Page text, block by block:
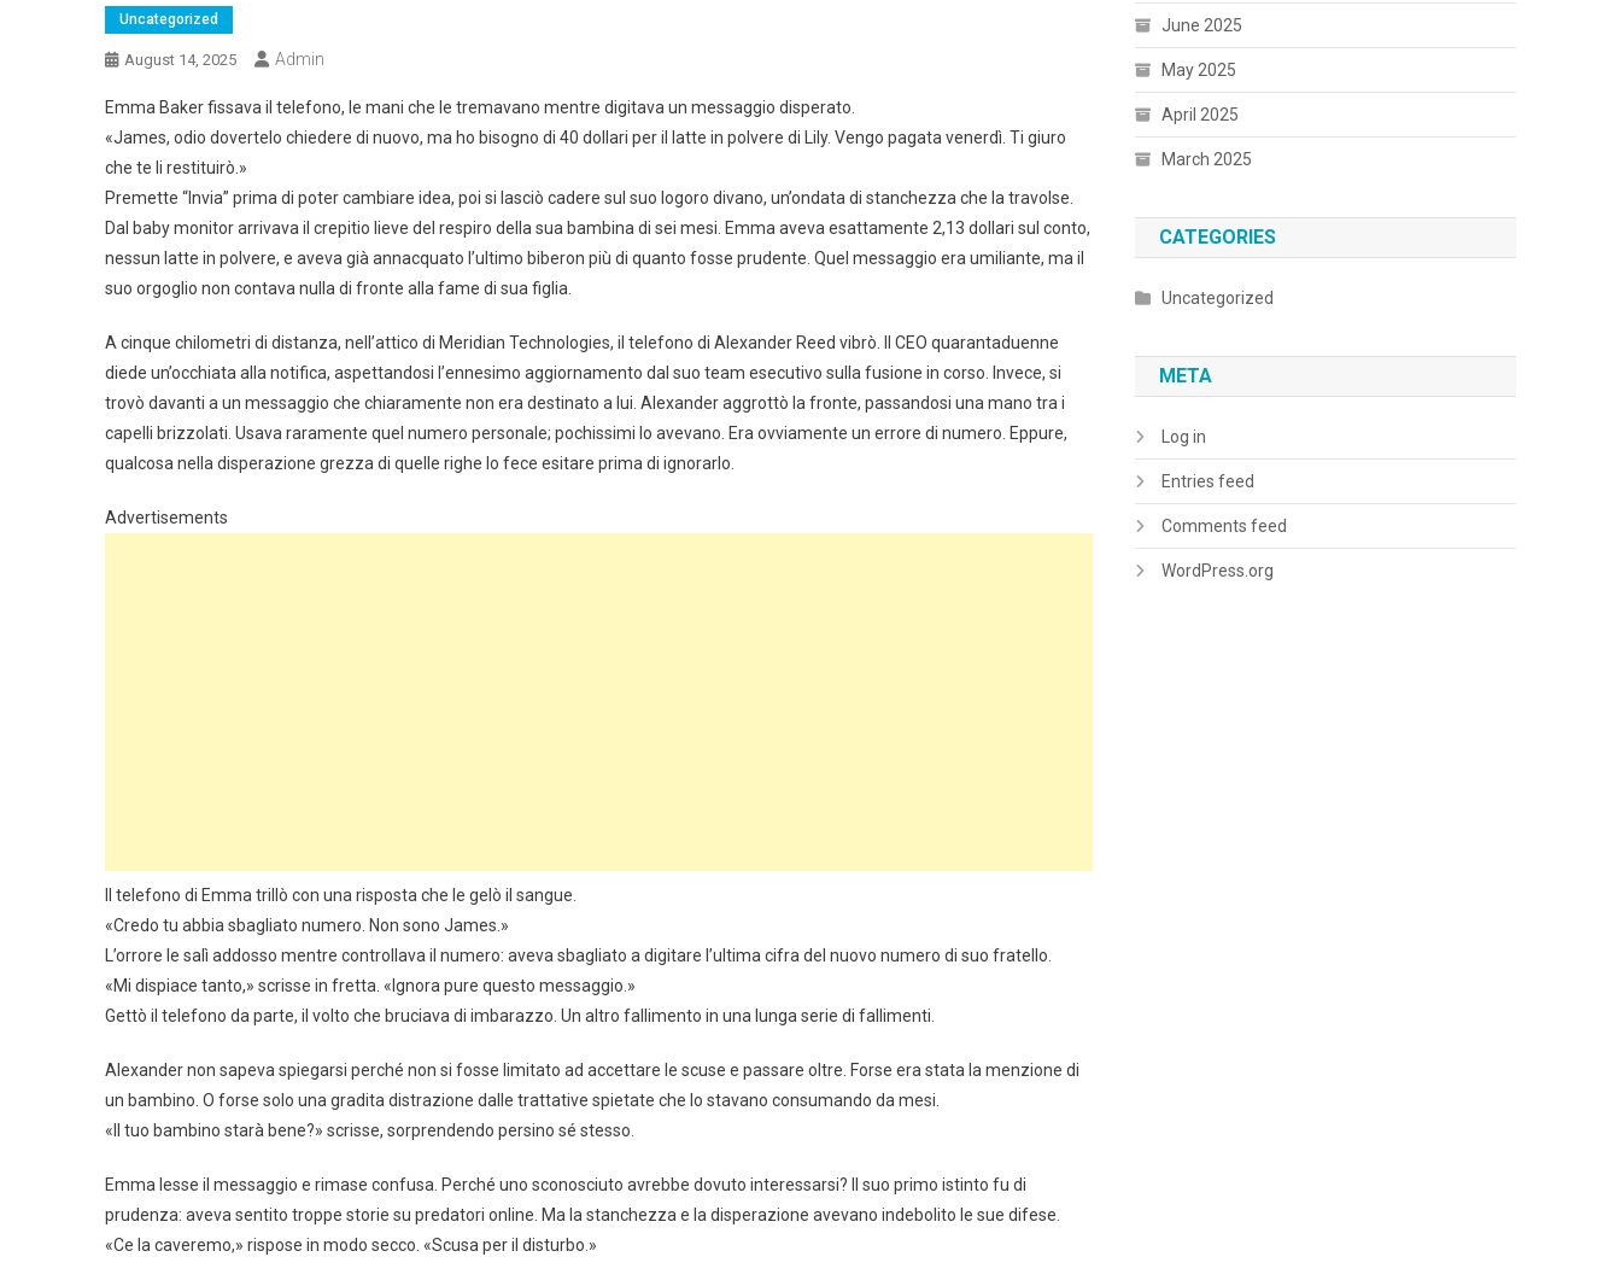
Uncategorized
August 14, 2025 Admin
Emma Baker fissava il telefono, le mani che le tremavano mentre digitava un messaggio disperato.
«James, odio dovertelo chiedere di nuovo, ma ho bisogno di 40 dollari per il latte in polvere di Lily. Vengo pagata venerdì. Ti giuro
che te li restituirò.»
Premette “Invia” prima di poter cambiare idea, poi si lasciò cadere sul suo logoro divano, un’ondata di stanchezza che la travolse.
Dal baby monitor arrivava il crepitio lieve del respiro della sua bambina di sei mesi. Emma aveva esattamente 2,13 dollari sul conto,
nessun latte in polvere, e aveva già annacquato l’ultimo biberon più di quanto fosse prudente. Quel messaggio era umiliante, ma il
suo orgoglio non contava nulla di fronte alla fame di sua figlia.
A cinque chilometri di distanza, nell’attico di Meridian Technologies, il telefono di Alexander Reed vibrò. Il CEO quarantaduenne
diede un’occhiata alla notifica, aspettandosi l’ennesimo aggiornamento dal suo team esecutivo sulla fusione in corso. Invece, si
trovò davanti a un messaggio che chiaramente non era destinato a lui. Alexander aggrottò la fronte, passandosi una mano tra i
capelli brizzolati. Usava raramente quel numero personale; pochissimi lo avevano. Era ovviamente un errore di numero. Eppure,
qualcosa nella disperazione grezza di quelle righe lo fece esitare prima di ignorarlo.
Advertisements
Il telefono di Emma trillò con una risposta che le gelò il sangue.
«Credo tu abbia sbagliato numero. Non sono James.»
L’orrore le salì addosso mentre controllava il numero: aveva sbagliato a digitare l’ultima cifra del nuovo numero di suo fratello.
«Mi dispiace tanto,» scrisse in fretta. «Ignora pure questo messaggio.»
Gettò il telefono da parte, il volto che bruciava di imbarazzo. Un altro fallimento in una lunga serie di fallimenti.
Alexander non sapeva spiegarsi perché non si fosse limitato ad accettare le scuse e passare oltre. Forse era stata la menzione di
un bambino. O forse solo una gradita distrazione dalle trattative spietate che lo stavano consumando da mesi.
«Il tuo bambino starà bene?» scrisse, sorprendendo persino sé stesso.
Emma lesse il messaggio e rimase confusa. Perché uno sconosciuto avrebbe dovuto interessarsi? Il suo primo istinto fu di
prudenza: aveva sentito troppe storie su predatori online. Ma la stanchezza e la disperazione avevano indebolito le sue difese.
«Ce la caveremo,» rispose in modo secco. «Scusa per il disturbo.»
June 2025
May 2025
April 2025
March 2025
CATEGORIES
Uncategorized
META
Log in
Entries feed
Comments feed
WordPress.org